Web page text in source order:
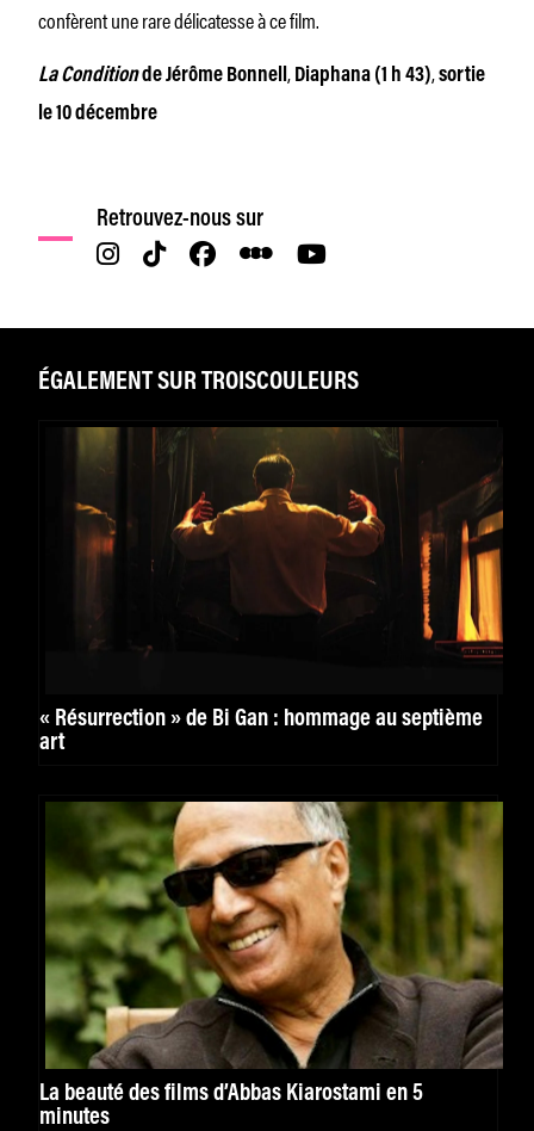
confèrent une rare délicatesse à ce film.
La Conditionde Jérôme Bonnell , Diaphana (1 h 43),sortie
le 10 décembre
Retrouvez-nous sur
ÉGALEMENT SUR TROISCOULEURS
« Résurrection » de Bi Gan : hommage au septième
art
La beauté des films d’Abbas Kiarostami en 5
minutes